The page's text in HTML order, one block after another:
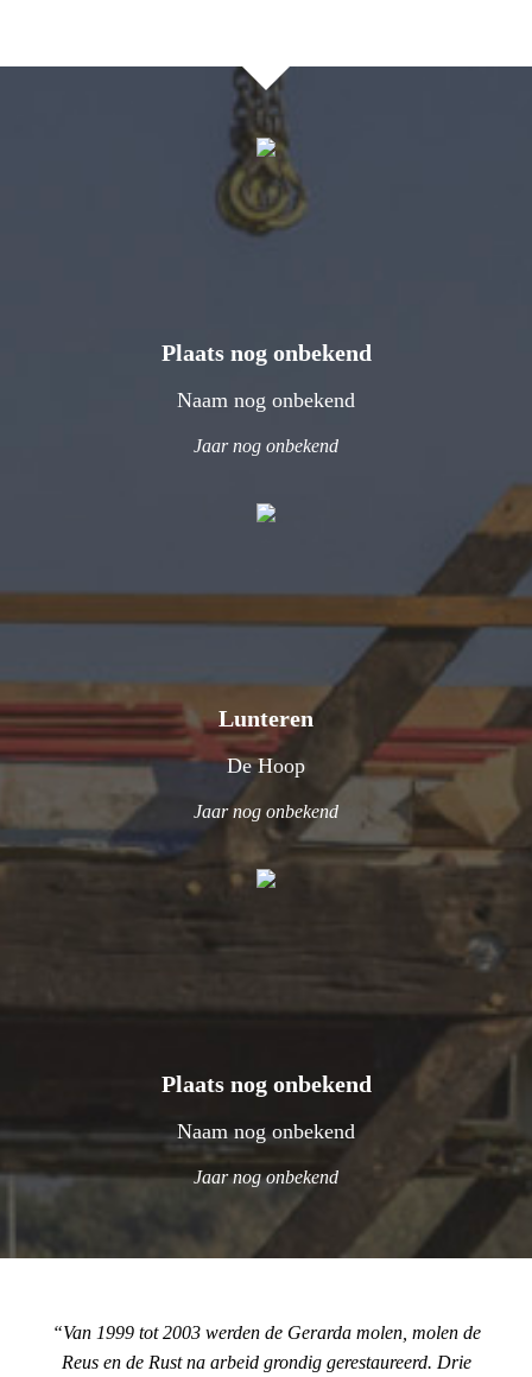
Plaats nog onbekend
Naam nog onbekend
Jaar nog onbekend
Lunteren
De Hoop
Jaar nog onbekend
Plaats nog onbekend
Naam nog onbekend
Jaar nog onbekend
Van 1999 tot 2003 werden de Gerarda molen, molen de
Reus en de Rust na arbeid grondig gerestaureerd. Drie